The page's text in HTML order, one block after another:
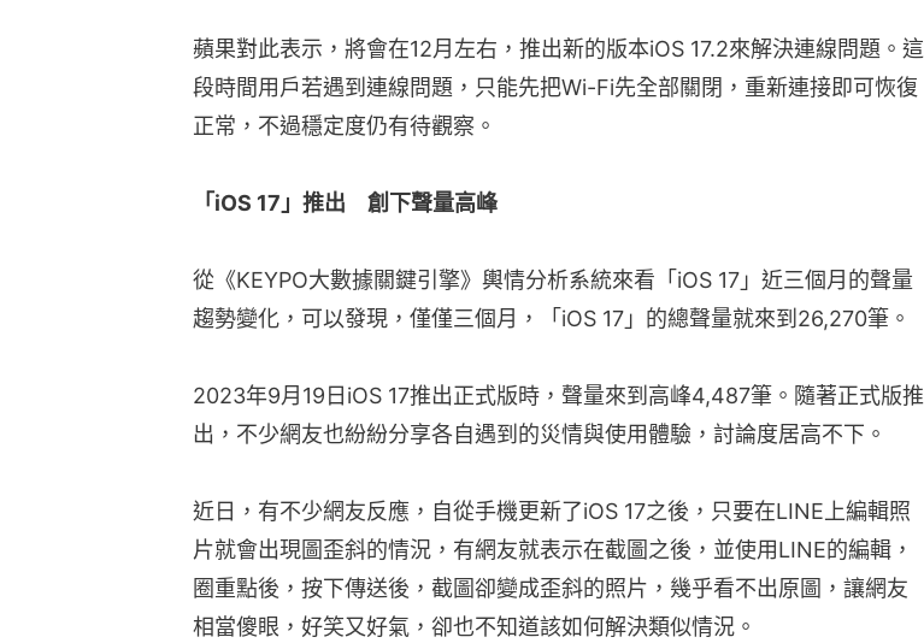
蘋果對此表示，將會在12月左右，推出新的版本iOS 17.2來解決連線問題。這
段時間用戶若遇到連線問題，只能先把Wi-Fi先全部關閉，重新連接即可恢復
正常，不過穩定度仍有待觀察。
「iOS 17」推出　創下聲量高峰
從《KEYPO大數據關鍵引擎》輿情分析系統來看「iOS 17」近三個月的聲量
趨勢變化，可以發現，僅僅三個月，「iOS 17」的總聲量就來到26,270筆。
2023年9月19日iOS 17推出正式版時，聲量來到高峰4,487筆。隨著正式版推
出，不少網友也紛紛分享各自遇到的災情與使用體驗，討論度居高不下。
近日，有不少網友反應，自從手機更新了iOS 17之後，只要在LINE上編輯照
片就會出現圖歪斜的情況，有網友就表示在截圖之後，並使用LINE的編輯，
圈重點後，按下傳送後，截圖卻變成歪斜的照片，幾乎看不出原圖，讓網友
相當傻眼，好笑又好氣，卻也不知道該如何解決類似情況。